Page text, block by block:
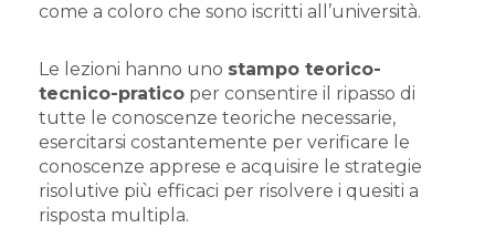
come a coloro che sono iscritti all’università.
Le lezioni hanno uno stampo teorico-
tecnico-pratico per consentire il ripasso di
tutte le conoscenze teoriche necessarie,
esercitarsi costantemente per verificare le
conoscenze apprese e acquisire le strategie
risolutive più efficaci per risolvere i quesiti a
risposta multipla.